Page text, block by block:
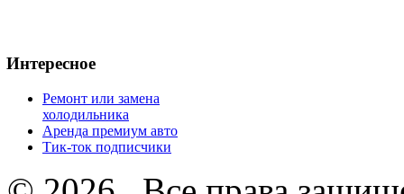
Интересное
Ремонт или замена
холодильника
Аренда премиум авто
Тик-ток подписчики